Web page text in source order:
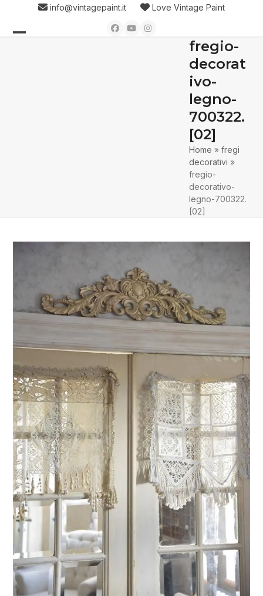
content
info@vintagepaint.it Love Vintage Paint
Facebook
YouTubeInstagram
fregio-
decorat
ivo-
legno-
700322.
[02]
Home »fregi
decorativi »
fregio-
decorativo-
legno-700322.
[02]